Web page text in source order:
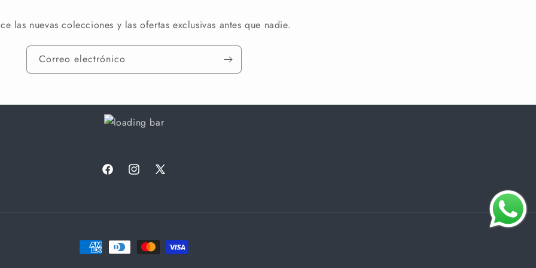
las nuevas colecciones y las ofertas exclusivas antes que nadie.
Correo electrónico
FacebookInstagram
X
Formas